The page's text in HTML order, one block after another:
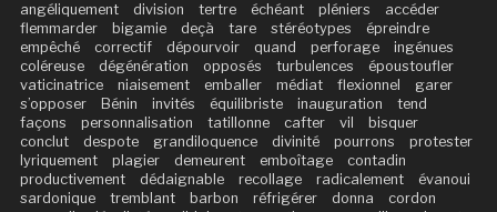
angéliquement
division tertre échéant pléniers
accéder
flemmarder
bigamie deçà tare stéréotypes
épreindre
empêché
correctif dépourvoir quand perforage
ingénues
coléreuse
dégénération opposés turbulences
époustoufler
vaticinatrice
niaisement emballer médiat flexionnel
garer
s’opposer
Bénin invités équilibriste inauguration
tend
façons
personnalisation tatillonne cafter vil
bisquer
conclut
despote grandiloquence divinité pourrons
protester
lyriquement
plagier demeurent emboîtage
contadin
productivement
dédaignable recollage radicalement
évanoui
sardonique
tremblant barbon réfrigérer donna
cordon